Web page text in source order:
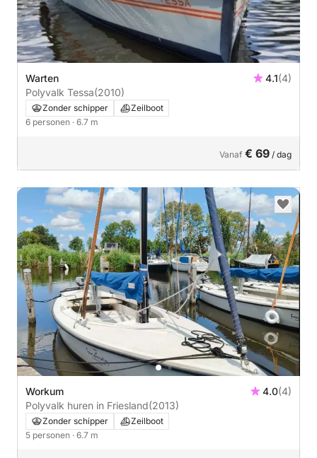
Warten 4.1(4)
Polyvalk Tessa(2010)
Zonder schipper
Zeilboot
6 personen · 6.7 m
Vanaf € 69 / dag
Workum 4.0(4)
Polyvalk huren in Friesland(2013)
Zonder schipper
Zeilboot
5 personen · 6.7 m